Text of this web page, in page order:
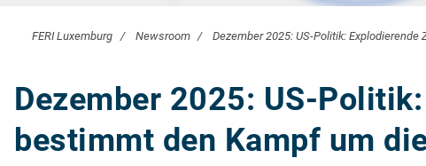
FERI Luxemburg Newsroom Dezember 2025: US-Politik:
Dezember 2025: US-
bestimmt den Kampf um